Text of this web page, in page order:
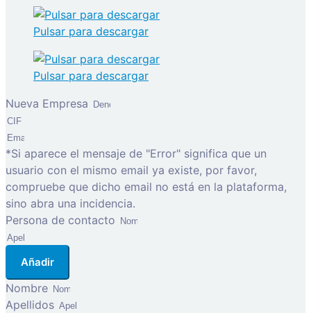
Pulsar para descargar
Pulsar para descargar
Nueva Empresa
*Si aparece el mensaje de "Error" significa que un
usuario con el mismo email ya existe, por favor,
compruebe que dicho email no está en la plataforma,
sino abra una incidencia.
Persona de contacto
Añadir
Nombre
Apellidos